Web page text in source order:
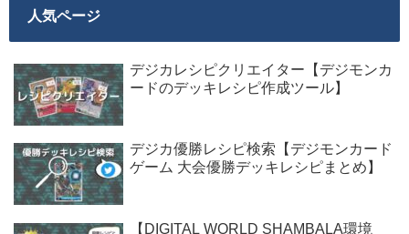
人気ページ
デジカレシピクリエイター【デジモンカ
ードのデッキレシピ作成ツール】
デジカ優勝レシピ検索【デジモンカード
ゲーム 大会優勝デッキレシピまとめ】
【DIGITAL WORLD SHAMBALA環境